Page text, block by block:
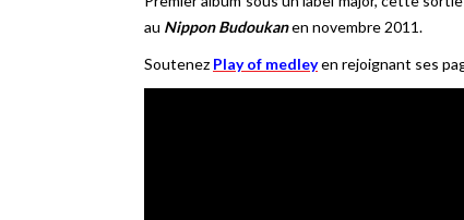
au Nippon Budoukanen novembre 2011.
Soutenez Play of medleyen rejoignant ses